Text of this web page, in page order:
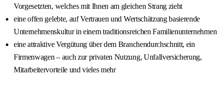
Vorgesetzten, welches mit Ihnen am gleichen Strang zieht
eine offen gelebte, auf Vertrauen und Wertschätzung basierende
Unternehmenskultur in einem traditionsreichen Familienunternehmen
eine attraktive Vergütung über dem Branchendurchschnitt, ein
Firmenwagen – auch zur privaten Nutzung, Unfallversicherung,
Mitarbeitervorteile und vieles mehr